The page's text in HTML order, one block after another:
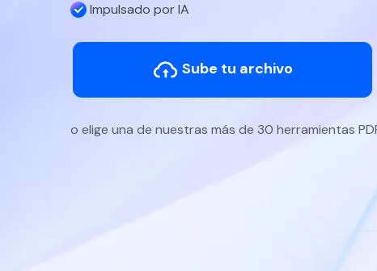
Impulsado por IA
Sube tu archivo
o elige una de nuestras más de 30 herramientas